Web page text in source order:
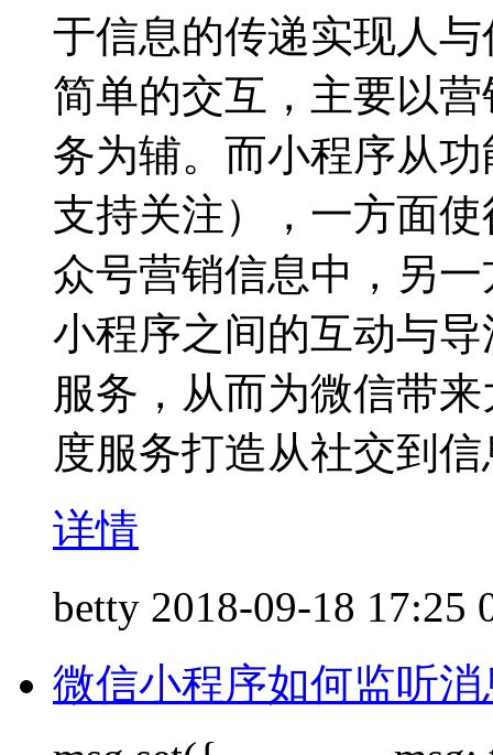
于信息的传递实现人
简单的交互，主要以
务为辅。而小程序从
支持关注），一方面
众号营销信息中，另
小程序之间的互动与
服务，从而为微信带
度服务打造从社交到
详情
betty 2018-09-18 17:25
微信小程序如何监听